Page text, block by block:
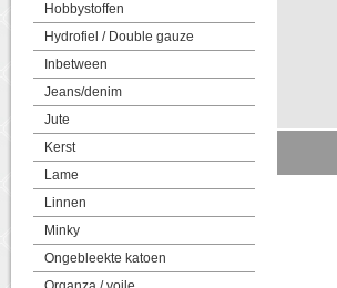
Hobbystoffen
Hydrofiel / Double gauze
Inbetween
Jeans/denim
Jute
Kerst
Lame
Linnen
Minky
Ongebleekte katoen